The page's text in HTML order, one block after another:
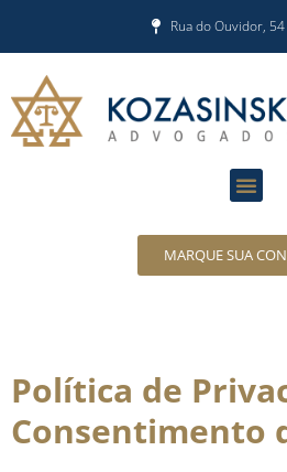
Rua do Ouvidor,
MARQUE SUA
Política de
Consentimento